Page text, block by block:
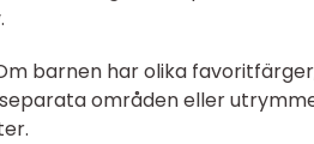
barnen har olika
områden eller